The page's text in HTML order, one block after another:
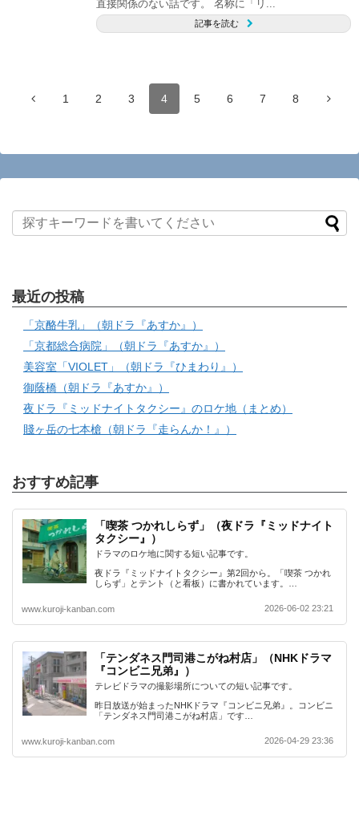
直接関係のない話です。 名称に「リ...
記事を読む
1 2 3 4 5 6 7 8
最近の投稿
「京酪牛乳」（朝ドラ『あすか』）
「京都総合病院」（朝ドラ『あすか』）
美容室「VIOLET」（朝ドラ『ひまわり』）
御蔭橋（朝ドラ『あすか』）
夜ドラ『ミッドナイトタクシー』のロケ地（まとめ）
賤ヶ岳の七本槍（朝ドラ『走らんか！』）
おすすめ記事
「喫茶 つかれしらず」（夜ドラ『ミッドナイト
タクシー』）
ドラマのロケ地に関する短い記事です。
夜ドラ『ミッドナイトタクシー』第2回から。「喫茶 つかれ
しらず」とテント（と看板）に書かれています。…
www.kuroji-kanban.com 2026-06-02 23:21
「テンダネス門司港こがね村店」（NHKドラマ
『コンビニ兄弟』）
テレビドラマの撮影場所についての短い記事です。
昨日放送が始まったNHKドラマ『コンビニ兄弟』。コンビニ
「テンダネス門司港こがね村店」です…
www.kuroji-kanban.com 2026-04-29 23:36